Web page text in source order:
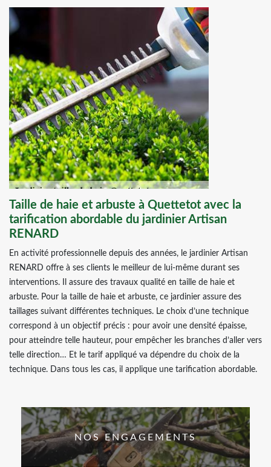
Taille de haie et arbuste à Quettetot avec la
tarification abordable du jardinier Artisan
RENARD
En activité professionnelle depuis des années, le jardinier Artisan
RENARD offre à ses clients le meilleur de lui-même durant ses
interventions. Il assure des travaux qualité en taille de haie et
arbuste. Pour la taille de haie et arbuste, ce jardinier assure des
taillages suivant différentes techniques. Le choix d’une technique
correspond à un objectif précis : pour avoir une densité épaisse,
pour atteindre telle hauteur, pour empêcher les branches d’aller vers
telle direction… Et le tarif appliqué va dépendre du choix de la
technique. Dans tous les cas, il applique une tarification abordable.
NOS ENGAGEMENTS